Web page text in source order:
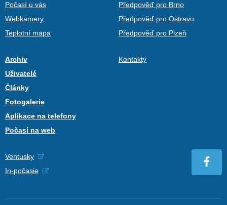
Počasí u vás
Webkamery
Teplotní mapa
Předpověď pro Brno
Předpověď pro Ostravu
Předpověď pro Plzeň
Archiv
Uživatelé
Články
Fotogalerie
Aplikace na telefony
Počasí na web
Kontakty
Ventusky
In-počasie